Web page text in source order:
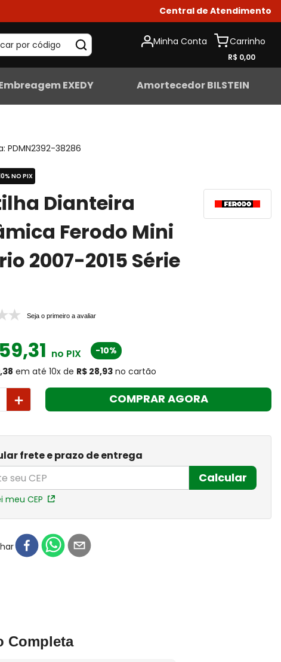
Central de Atendimento
por código Minha Conta
R$ 0,00
EXEDY Amortecedor BILSTEIN
:PDMN2392-38286
NO PIX
Dianteira
Ferodo Mini
2007-2015 Série
Seja o primeiro a avaliar
,31 no PIX
-10%
em até 10x de R$ 28,93 no cartão
＋ COMPRAR AGORA
frete e prazo de entrega
Calcular
meu CEP
Completa